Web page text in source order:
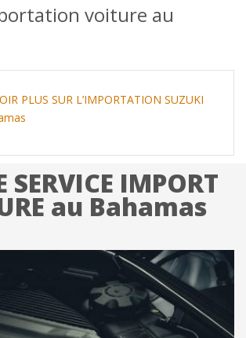
voiture au
PLUS SUR L’IMPORTATION SUZUKI
SERVICE IMPORT
au Bahamas